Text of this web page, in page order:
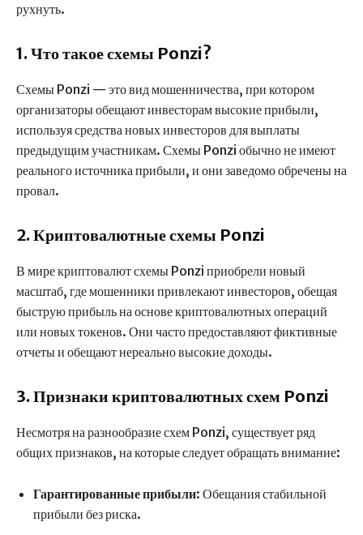
рухнуть.
1. Что такое схемы Ponzi?
Схемы Ponzi — это вид мошенничества, при котором
организаторы обещают инвесторам высокие прибыли,
используя средства новых инвесторов для выплаты
предыдущим участникам. Схемы Ponzi обычно не имеют
реального источника прибыли, и они заведомо обречены на
провал.
2. Криптовалютные схемы Ponzi
В мире криптовалют схемы Ponzi приобрели новый
масштаб, где мошенники привлекают инвесторов, обещая
быструю прибыль на основе криптовалютных операций
или новых токенов. Они часто предоставляют фиктивные
отчеты и обещают нереально высокие доходы.
3. Признаки криптовалютных схем Ponzi
Несмотря на разнообразие схем Ponzi, существует ряд
общих признаков, на которые следует обращать внимание:
Гарантированные прибыли: Обещания стабильной
прибыли без риска.